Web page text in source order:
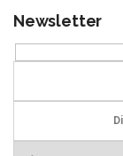
Newsletter